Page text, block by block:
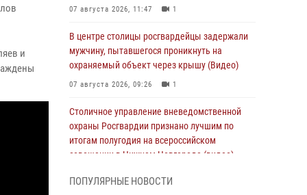
и
07 августа 2026, 11:47 1
В центре столицы росгвардейцы задержали
мужчину, пытавшегося проникнуть на
охраняемый объект через крышу (Видео)
07 августа 2026, 09:26 1
Столичное управление вневедомственной
охраны Росгвардии признано лучшим по
итогам полугодия на всероссийском
совещании в Нижнем Новгороде (видео)
ПОПУЛЯРНЫЕ НОВОСТИ